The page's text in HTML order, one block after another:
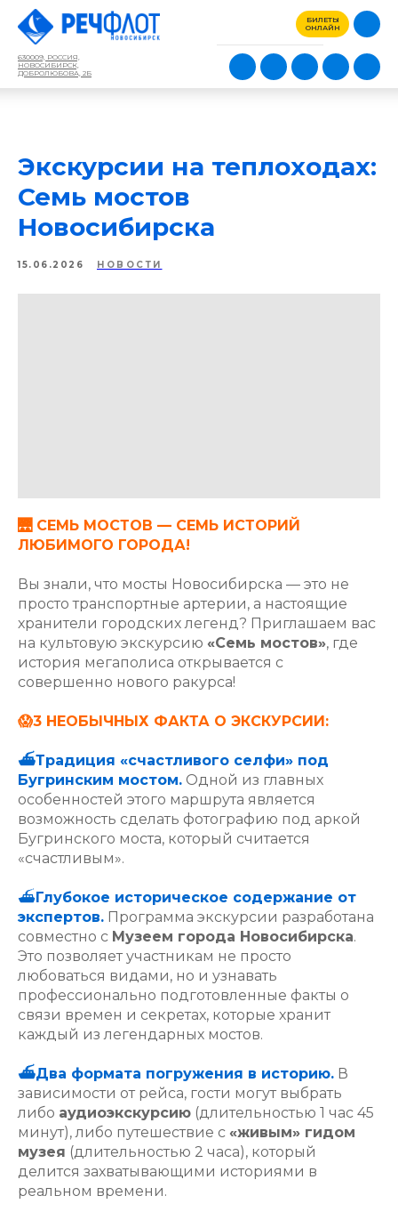
630009, РОССИЯ,
НОВОСИБИРСК,
ДОБРОЛЮБОВА, 2Б
БИЛЕТЫ
ОНЛАЙН
Экскурсии на теплоходах:
Семь мостов
Новосибирска
15.06.2026 НОВОСТИ
🌉 СЕМЬ МОСТОВ — СЕМЬ ИСТОРИЙ
ЛЮБИМОГО ГОРОДА!
Вы знали, что мосты Новосибирска — это не
просто транспортные артерии, а настоящие
хранители городских легенд? Приглашаем вас
на культовую экскурсию «Семь мостов», где
история мегаполиса открывается с
совершенно нового ракурса!
😱3 НЕОБЫЧНЫХ ФАКТА О ЭКСКУРСИИ:
⛴️Традиция «счастливого селфи» под
Бугринским мостом. Одной из главных
особенностей этого маршрута является
возможность сделать фотографию под аркой
Бугринского моста, который считается
«счастливым».
⛴️Глубокое историческое содержание от
экспертов. Программа экскурсии разработана
совместно с Музеем города Новосибирска.
Это позволяет участникам не просто
любоваться видами, но и узнавать
профессионально подготовленные факты о
связи времен и секретах, которые хранит
каждый из легендарных мостов.
⛴️Два формата погружения в историю. В
зависимости от рейса, гости могут выбрать
либо аудиоэкскурсию (длительностью 1 час 45
минут), либо путешествие с «живым» гидом
музея (длительностью 2 часа), который
делится захватывающими историями в
реальном времени.